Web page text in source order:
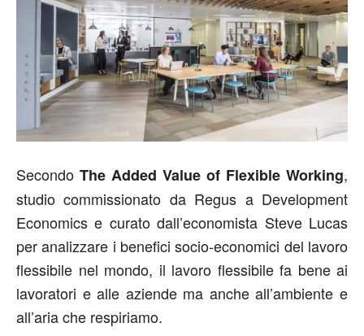
Secondo The Added Value of Flexible Working,
studio commissionato da Regus a Development
Economics e curato dall’economista Steve Lucas
per analizzare i benefici socio-economici del lavoro
flessibile nel mondo, il lavoro flessibile fa bene ai
lavoratori e alle aziende ma anche all’ambiente e
all’aria che respiriamo.